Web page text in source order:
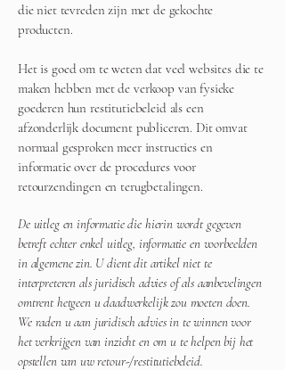
die niet tevreden zijn met de gekochte
producten.
Het is goed om te weten dat veel websites die te
maken hebben met de verkoop van fysieke
goederen hun restitutiebeleid als een
afzonderlijk document publiceren. Dit omvat
normaal gesproken meer instructies en
informatie over de procedures voor
retourzendingen en terugbetalingen.
De uitleg en informatie die hierin wordt gegeven
betreft echter enkel uitleg, informatie en voorbeelden
in algemene zin. U dient dit artikel niet te
interpreteren als juridisch advies of als aanbevelingen
omtrent hetgeen u daadwerkelijk zou moeten doen.
We raden u aan juridisch advies in te winnen voor
het verkrijgen van inzicht en om u te helpen bij het
opstellen van uw retour-/restitutiebeleid.